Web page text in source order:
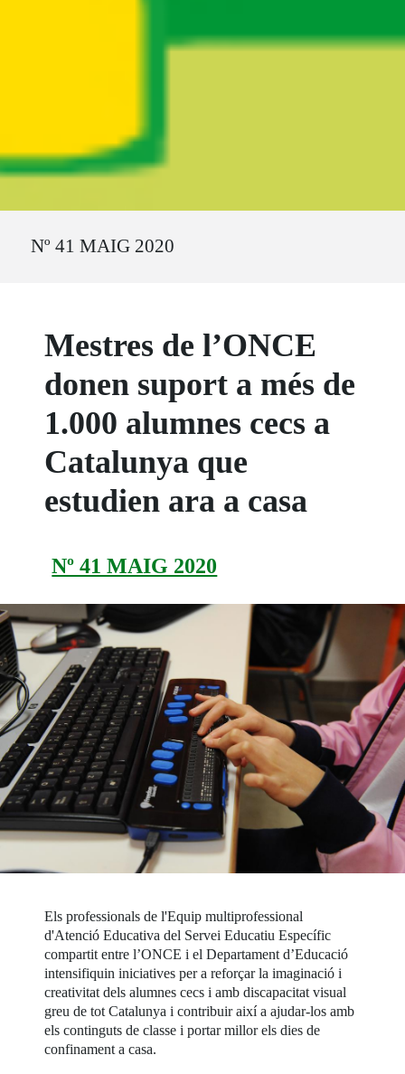
Nº 41 MAIG 2020
Mestres de l’ONCE
donen suport a més de
1.000 alumnes cecs a
Catalunya que
estudien ara a casa
Nº 41 MAIG 2020
Els professionals de l'Equip multiprofessional
d'Atenció Educativa del Servei Educatiu Específic
compartit entre l’ONCE i el Departament d’Educació
intensifiquin iniciatives per a reforçar la imaginació i
creativitat dels alumnes cecs i amb discapacitat visual
greu de tot Catalunya i contribuir així a ajudar-los amb
els continguts de classe i portar millor els dies de
confinament a casa.